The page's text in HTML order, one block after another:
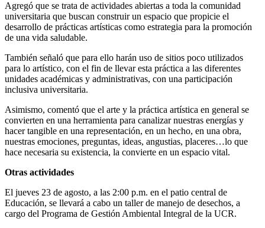
Agregó que se trata de actividades abiertas a toda la comunidad
universitaria que buscan construir un espacio que propicie el
desarrollo de prácticas artísticas como estrategia para la promoción
de una vida saludable.
También señaló que para ello harán uso de sitios poco utilizados
para lo artístico, con el fin de llevar esta práctica a las diferentes
unidades académicas y administrativas, con una participación
inclusiva universitaria.
Asimismo, comentó que el arte y la práctica artística en general se
convierten en una herramienta para canalizar nuestras energías y
hacer tangible en una representación, en un hecho, en una obra,
nuestras emociones, preguntas, ideas, angustias, placeres…lo que
hace necesaria su existencia, la convierte en un espacio vital.
Otras actividades
El jueves 23 de agosto, a las 2:00 p.m. en el patio central de
Educación, se llevará a cabo un taller de manejo de desechos, a
cargo del Programa de Gestión Ambiental Integral de la UCR.